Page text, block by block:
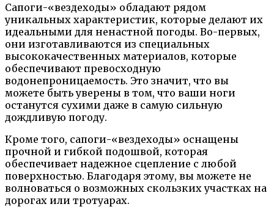
Сапоги-«вездеходы» обладают рядом
уникальных характеристик, которые делают их
идеальными для ненастной погоды. Во-первых,
они изготавливаются из специальных
высококачественных материалов, которые
обеспечивают превосходную
водонепроницаемость. Это значит, что вы
можете быть уверены в том, что ваши ноги
останутся сухими даже в самую сильную
дождливую погоду.
Кроме того, сапоги-«вездеходы» оснащены
прочной и гибкой подошвой, которая
обеспечивает надежное сцепление с любой
поверхностью. Благодаря этому, вы можете не
волноваться о возможных скользких участках на
дорогах или тротуарах.